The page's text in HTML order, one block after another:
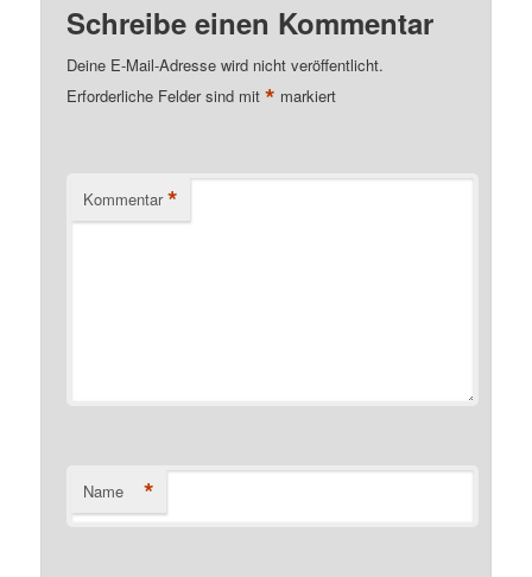
Schreibe einen Kommentar
Deine E-Mail-Adresse wird nicht veröffentlicht.
Erforderliche Felder sind mit* markiert
Kommentar *
Name *